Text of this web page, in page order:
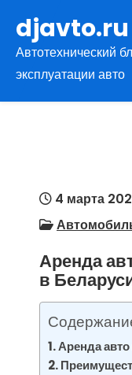
содержимому
djavto.ru
Автотехнический
эксплуатации авто
4 марта
Аренда
в
Аренда